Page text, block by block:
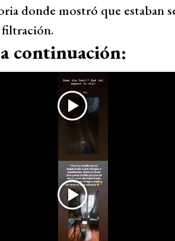
donde mostró que estaban
filtración.
continuación: